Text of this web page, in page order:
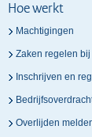
Hoe werkt
Machtigingen
Zaken regelen bij
Inschrijven en
Overlijden